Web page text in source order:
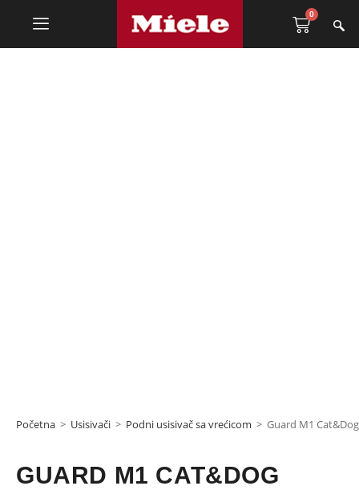
0
Početna > Usisivači > Podni usisivač sa vrećicom > Guard M1 Cat&Dog
GUARD M1 CAT&DOG